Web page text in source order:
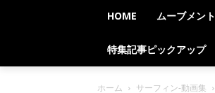
HOME ムーブメント
特集記事ピックアップ
ホーム サーフィン-動画集